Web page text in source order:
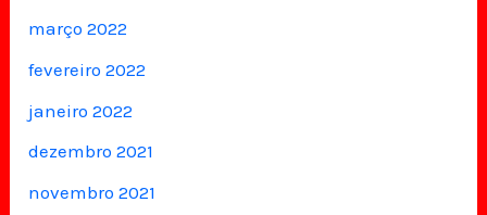
março 2022
fevereiro 2022
janeiro 2022
dezembro 2021
novembro 2021